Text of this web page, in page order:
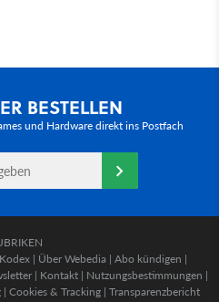
BESTELLEN
und Hardware direkt ins Postfach
| Über Webedia | Abo kündigen |
| Kontakt | Nutzungsbestimmungen |
| Cookies & Tracking | Transparenzbericht